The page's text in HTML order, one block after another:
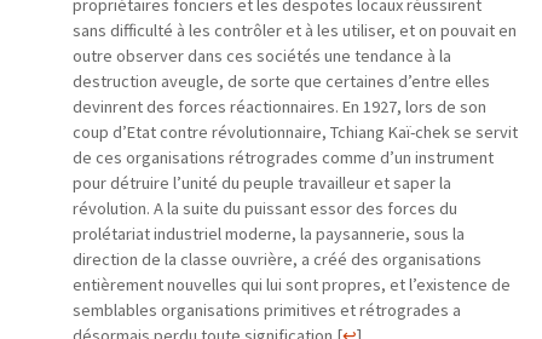
propriétaires fonciers et les despotes locaux réussirent
sans difficulté à les contrôler et à les utiliser, et on pouvait en
outre observer dans ces sociétés une tendance à la
destruction aveugle, de sorte que certaines d’entre elles
devinrent des forces réactionnaires. En 1927, lors de son
coup d’Etat contre révolutionnaire, Tchiang Kaï-chek se servit
de ces organisations rétrogrades comme d’un instrument
pour détruire l’unité du peuple travailleur et saper la
révolution. A la suite du puissant essor des forces du
prolétariat industriel moderne, la paysannerie, sous la
direction de la classe ouvrière, a créé des organisations
entièrement nouvelles qui lui sont propres, et l’existence de
semblables organisations primitives et rétrogrades a